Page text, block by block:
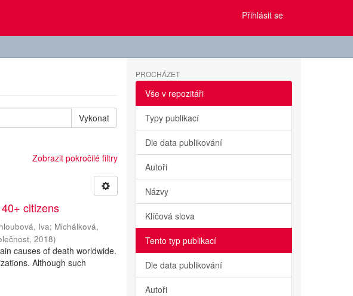
Přihlásit se
Vykonat
Zobrazit pokročilé filtry
citizens
Iva; Michálková,
,2018)
causes of death worldwide.
Although such
PROCHÁZET
Vše v repozitáři
Typy publikací
Dle data publikování
Autoři
Názvy
Klíčová slova
Tento typ publikací
Dle data publikování
Autoři